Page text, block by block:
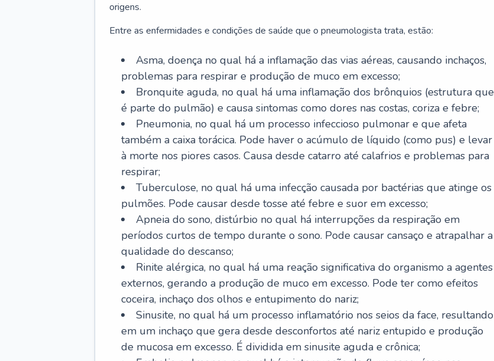
origens.
Entre as enfermidades e condições de saúde que o pneumologista trata, estão:
Asma, doença no qual há a inflamação das vias aéreas, causando inchaços,
problemas para respirar e produção de muco em excesso;
Bronquite aguda, no qual há uma inflamação dos brônquios (estrutura que
é parte do pulmão) e causa sintomas como dores nas costas, coriza e febre;
Pneumonia, no qual há um processo infeccioso pulmonar e que afeta
também a caixa torácica. Pode haver o acúmulo de líquido (como pus) e levar
à morte nos piores casos. Causa desde catarro até calafrios e problemas para
respirar;
Tuberculose, no qual há uma infecção causada por bactérias que atinge os
pulmões. Pode causar desde tosse até febre e suor em excesso;
Apneia do sono, distúrbio no qual há interrupções da respiração em
períodos curtos de tempo durante o sono. Pode causar cansaço e atrapalhar a
qualidade do descanso;
Rinite alérgica, no qual há uma reação significativa do organismo a agentes
externos, gerando a produção de muco em excesso. Pode ter como efeitos
coceira, inchaço dos olhos e entupimento do nariz;
Sinusite, no qual há um processo inflamatório nos seios da face, resultando
em um inchaço que gera desde desconfortos até nariz entupido e produção
de mucosa em excesso. É dividida em sinusite aguda e crônica;